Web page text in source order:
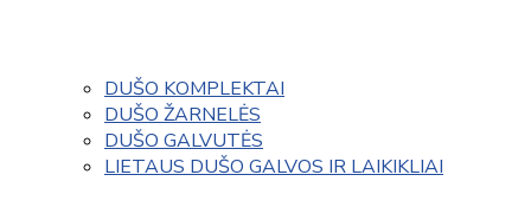
DUŠO KOMPLEKTAI
DUŠO ŽARNELĖS
DUŠO GALVUTĖS
LIETAUS DUŠO GALVOS IR LAIKIKLIAI